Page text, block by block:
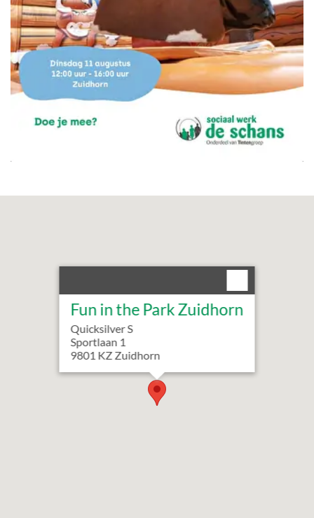
Fun in the Park Zuidhorn
Quicksilver S
Sportlaan 1
9801 KZZuidhorn